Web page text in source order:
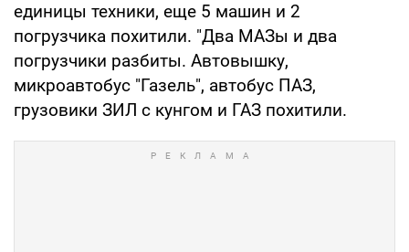
единицы техники, еще 5 машин и 2
погрузчика похитили. "Два МАЗы и два
погрузчики разбиты. Автовышку,
микроавтобус "Газель", автобус ПАЗ,
грузовики ЗИЛ с кунгом и ГАЗ похитили.